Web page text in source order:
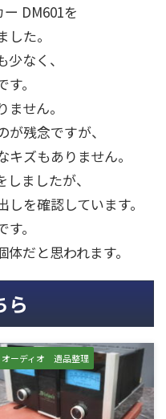
DM601を
た。
なく、
。
せん。
残念ですが、
ズもありません。
ましたが、
を確認しています。
。
だと思われます。
ら
オーディオ 遺品整理